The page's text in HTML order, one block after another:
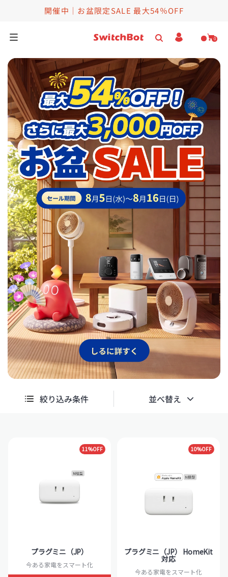
開催中｜お盆限定SALE 最大54％OFF
0
家庭用ロボット
スマートロボット
お得セット
セール情報
ヘルプ＆法人向け
絞り込み条件 並べ替え
11%OFF
プラグミニ（JP）
今ある家電をスマート化
10%OFF
プラグミニ（JP） HomeKit
対応
今ある家電をスマート化